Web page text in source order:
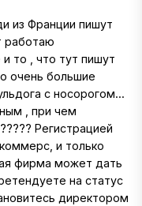
из Франции пишут
работаю
то , что тут пишут
очень большие
с носорогом...
, при чем
Регистрацией
и только
фирма может дать
на статус
директором